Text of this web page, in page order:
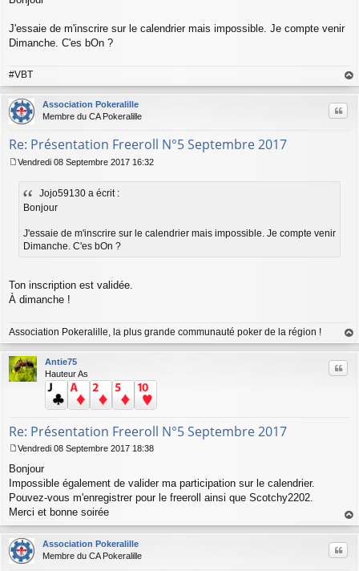
s
g
J'essaie de m'inscrire sur le calendrier mais impossible. Je compte venir
Dimanche. C'es bOn ?
#VBT
au
Association Pokeralille
Membre du CA Pokeralille
Re: Présentation Freeroll N°5 Septembre 2017
Citer
Vendredi 08 Septembre 2017 16:32
Jojo59130 a écrit :
Bonjour
J'essaie de m'inscrire sur le calendrier mais impossible. Je compte venir
Dimanche. C'es bOn ?
Ton inscription est validée.
À dimanche !
Association Pokeralille, la plus grande communauté poker de la région !
au
Antie75
Hauteur As
Re: Présentation Freeroll N°5 Septembre 2017
Citer
e
s
s
g
e
Vendredi 08 Septembre 2017 18:38
Bonjour
Impossible également de valider ma participation sur le calendrier.
Pouvez-vous m'enregistrer pour le freeroll ainsi que Scotchy2202.
Merci et bonne soirée
au
Association Pokeralille
Membre du CA Pokeralille
Citer